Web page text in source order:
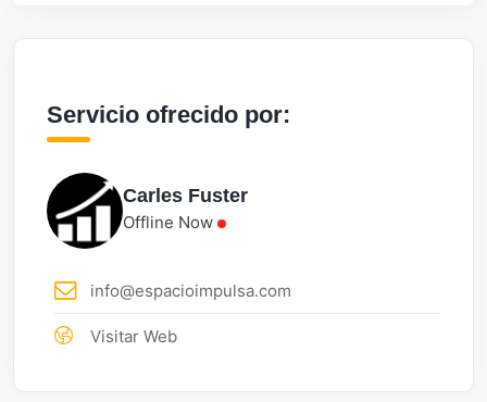
Servicio ofrecido por:
Carles Fuster
Offline Now
info@espacioimpulsa.com
Visitar Web